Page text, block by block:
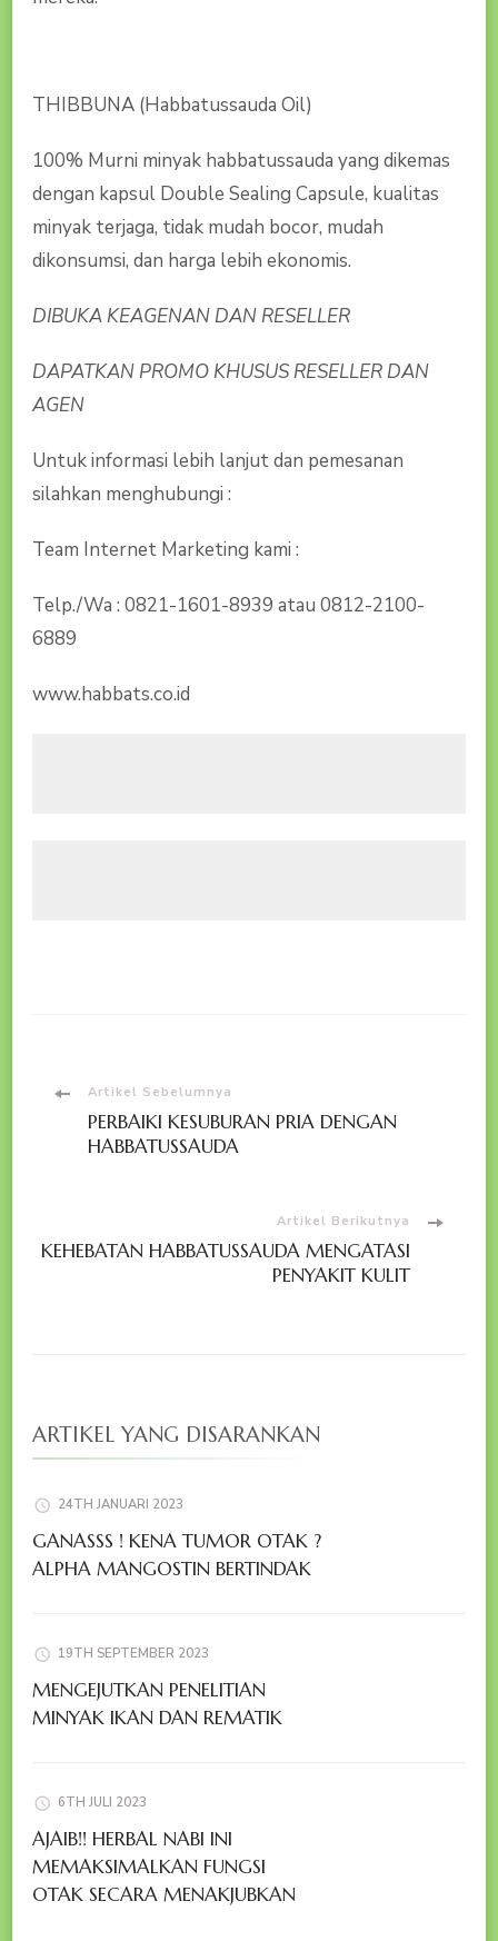
THIBBUNA (Habbatussauda Oil)
100% Murni minyak habbatussauda yang dikemas
dengan kapsul Double Sealing Capsule, kualitas
minyak terjaga, tidak mudah bocor, mudah
dikonsumsi, dan harga lebih ekonomis.
DIBUKA KEAGENAN DAN RESELLER
DAPATKAN PROMO KHUSUS RESELLER DAN
AGEN
Untuk informasi lebih lanjut dan pemesanan
silahkan menghubungi :
Team Internet Marketing kami :
Telp./Wa : 0821-1601-8939 atau 0812-2100-
6889
www.habbats.co.id
Navigasi
Artikel
Artikel Sebelumnya
PERBAIKI KESUBURAN PRIA DENGAN
HABBATUSSAUDA
Artikel Berikutnya
KEHEBATAN HABBATUSSAUDA MENGATASI
PENYAKIT KULIT
ARTIKEL YANG DISARANKAN
24TH JANUARI 2023
GANASSS ! KENA TUMOR OTAK ?
ALPHA MANGOSTIN BERTINDAK
19TH SEPTEMBER 2023
MENGEJUTKAN PENELITIAN
MINYAK IKAN DAN REMATIK
6TH JULI 2023
AJAIB!! HERBAL NABI INI
MEMAKSIMALKAN FUNGSI
OTAK SECARA MENAKJUBKAN